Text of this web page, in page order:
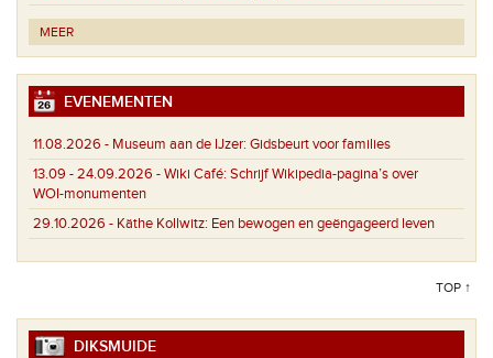
MEER
EVENEMENTEN
11.08.2026 - Museum aan de IJzer: Gidsbeurt voor families
13.09 - 24.09.2026 -Wiki Café: Schrijf Wikipedia-pagina’s over
WOI-monumenten
29.10.2026 - Käthe Kollwitz: Een bewogen en geëngageerd leven
TOP ↑
DIKSMUIDE